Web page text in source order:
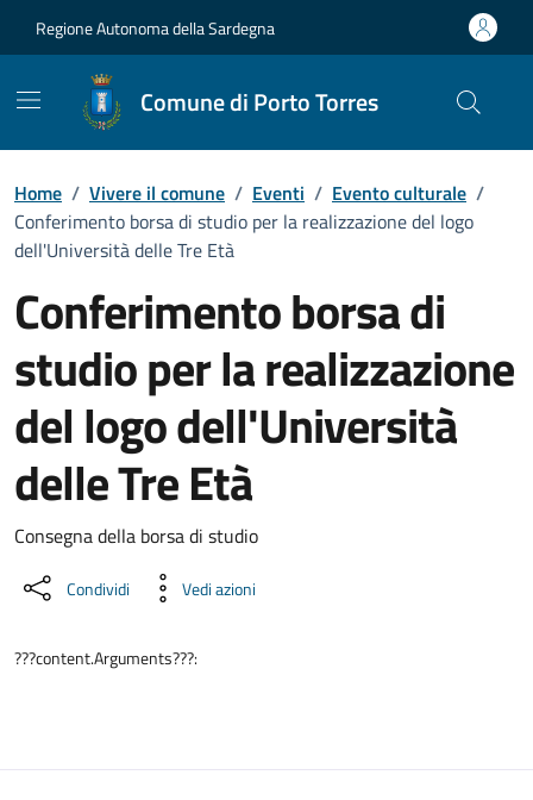
Regione Autonoma della Sardegna
Comune di Porto Torres
Home / Vivere il comune / Eventi / Evento culturale /
Conferimento borsa di studio per la realizzazione del logo
dell'Università delle Tre Età
Conferimento borsa di
studio per la realizzazione
del logo dell'Università
delle Tre Età
Dettaglio dell'evento
Consegna della borsa di studio
Condividi Vedi azioni
???content.Arguments???: